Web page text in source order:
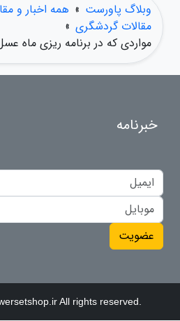
وبلاگ پاورست » همه اخبار و
مقالات گردشگری »
مواردی که در برنامه ریزی ماه
خبرنامه
عضویت
All rights reserved.